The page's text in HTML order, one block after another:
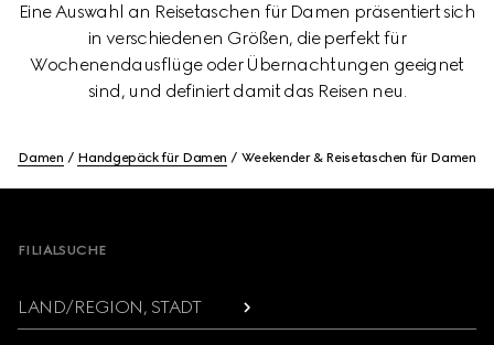
Eine Auswahl an Reisetaschen für Damen präsentiert sich
in verschiedenen Größen, die perfekt für
Wochenendausflüge oder Übernachtungen geeignet
sind, und definiert damit das Reisen neu.
Damen Handgepäck für Damen Weekender & Reisetaschen für Damen
FILIALSUCHE
LAND/REGION, STADT